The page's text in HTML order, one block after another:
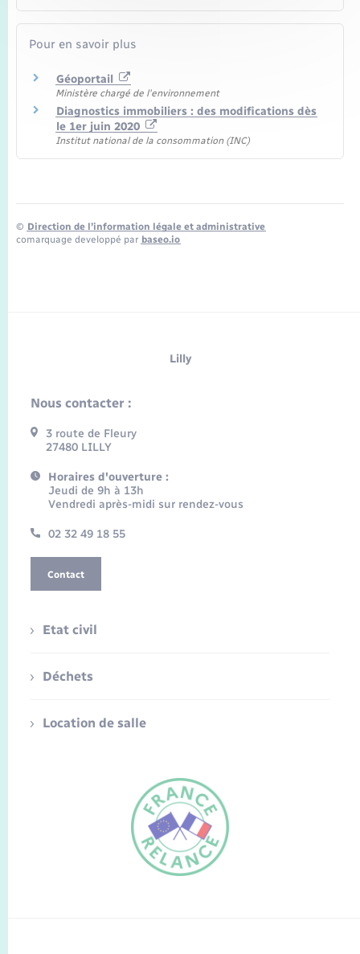
Pour en savoir plus
Géoportail
Ministère chargé de l'environnement
Diagnostics immobiliers : des modifications dès
le 1er juin 2020
Institut national de la consommation (INC)
© Direction de l’information légale et administrative
comarquage developpé par baseo.io
Lilly
Nous contacter :
3 route de Fleury
27480 LILLY
Horaires d'ouverture :
Jeudi de 9h à 13h
Vendredi après-midi sur rendez-vous
02 32 49 18 55
Contact
Etat civil
Déchets
Location de salle